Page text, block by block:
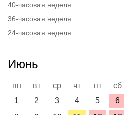
40-часовая неделя
36-часовая неделя
24-часовая неделя
Июнь
пн вт ср чт пт сб
1
2 3 4 5 6